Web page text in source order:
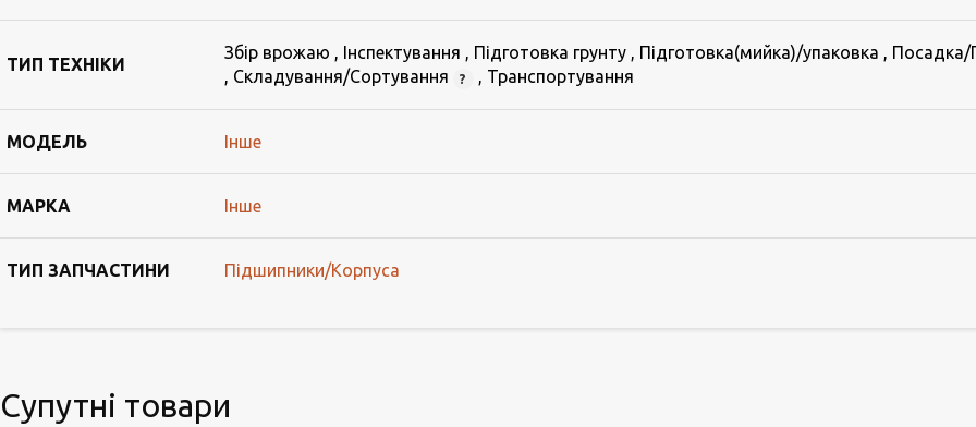
ТИП ТЕХНІКИ
Збір врожаю , Інспектування , Підготовка грунту , Підготовка(мийка)/упаковка , Посадка/
, Складування/Сортування , Транспортування
МОДЕЛЬ Інше
МАРКА Інше
ТИП ЗАПЧАСТИНИ Підшипники/Корпуса
Супутні товари